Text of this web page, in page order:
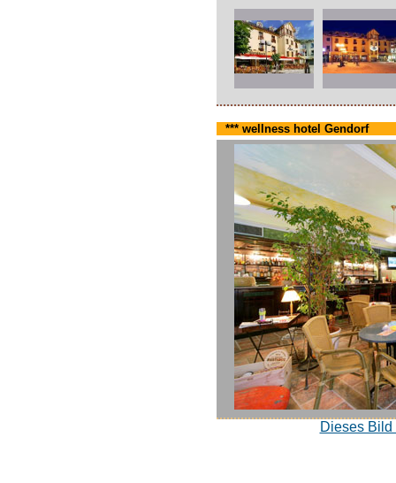
*** wellness hotel Gendorf
Dieses Bild